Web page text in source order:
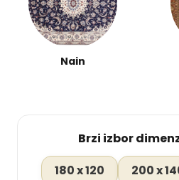
Brzi izbor
180 x 120
200 x